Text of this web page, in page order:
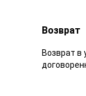
Возврат
Возврат в